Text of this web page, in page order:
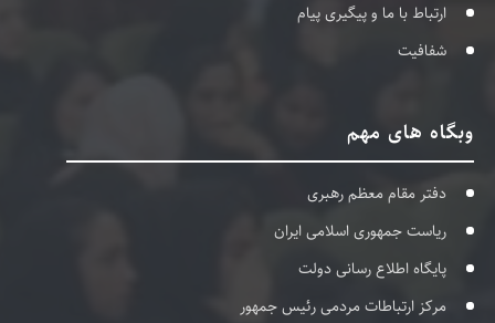
ارتباط با ما و پیگیری پیام
شفافیت
وبگاه های مهم
دفتر مقام معظم رهبری
ریاست جمهوری اسلامی ایران
پایگاه اطلاع رسانی دولت
مرکز ارتباطات مردمی رئیس جمهور